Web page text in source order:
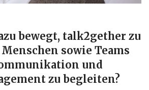
bewegt, talk2gether zu
sowie Teams
und
zu begleiten?